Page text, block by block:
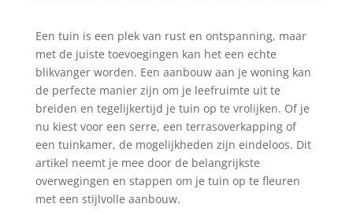
Een tuin is een plek van rust en ontspanning, maar
met de juiste toevoegingen kan het een echte
blikvanger worden. Een aanbouw aan je woning kan
de perfecte manier zijn om je leefruimte uit te
breiden en tegelijkertijd je tuin op te vrolijken. Of je
nu kiest voor een serre, een terrasoverkapping of
een tuinkamer, de mogelijkheden zijn eindeloos. Dit
artikel neemt je mee door de belangrijkste
overwegingen en stappen om je tuin op te fleuren
met een stijlvolle aanbouw.